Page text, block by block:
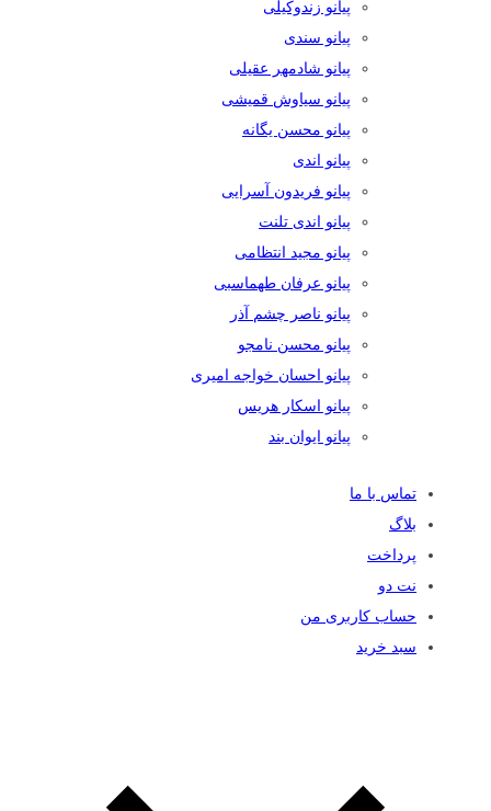
پیانو زندوکیلی
پیانو سندی
پیانو شادمهر عقیلی
پیانو سیاوش قمیشی
پیانو محسن یگانه
پیانو اندی
پیانو فریدون آسرایی
پیانو اندی تلنت
پیانو مجید انتظامی
پیانو عرفان طهماسبی
پیانو ناصر چشم آذر
پیانو محسن نامجو
پیانو احسان خواجه امیری
پیانو اسکار هریس
پیانو ایوان بند
تماس با ما
بلاگ
پرداخت
نت دو
حساب کاربری من
سبد خرید